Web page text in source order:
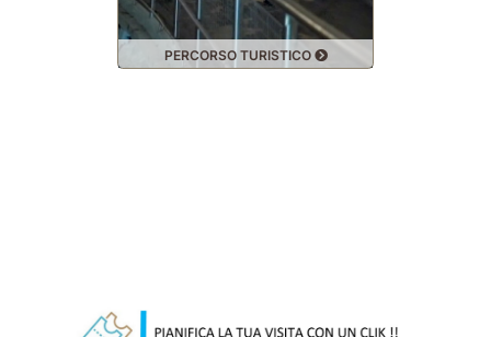
PERCORSO TURISTICO